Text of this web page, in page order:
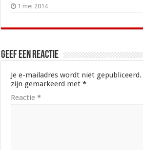
1 mei 2014
Geef een reactie
Je e-mailadres wordt niet gepubliceerd.
zijn gemarkeerd met*
Reactie*